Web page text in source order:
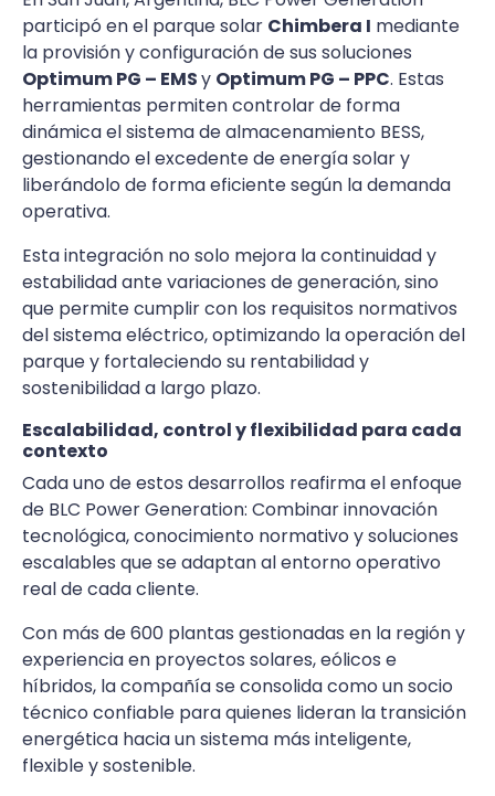
participó en el parque solar Chimbera I mediante
la provisión y configuración de sus soluciones
Optimum PG – EMSy Optimum PG – PPC. Estas
herramientas permiten controlar de forma
dinámica el sistema de almacenamiento BESS,
gestionando el excedente de energía solar y
liberándolo de forma eficiente según la demanda
operativa.
Esta integración no solo mejora la continuidad y
estabilidad ante variaciones de generación, sino
que permite cumplir con los requisitos normativos
del sistema eléctrico, optimizando la operación del
parque y fortaleciendo su rentabilidad y
sostenibilidad a largo plazo.
Escalabilidad, control y flexibilidad para cada
contexto
Cada uno de estos desarrollos reafirma el enfoque
de BLC Power Generation: Combinar innovación
tecnológica, conocimiento normativo y soluciones
escalables que se adaptan al entorno operativo
real de cada cliente.
Con más de 600 plantas gestionadas en la región y
experiencia en proyectos solares, eólicos e
híbridos, la compañía se consolida como un socio
técnico confiable para quienes lideran la transición
energética hacia un sistema más inteligente,
flexible y sostenible.